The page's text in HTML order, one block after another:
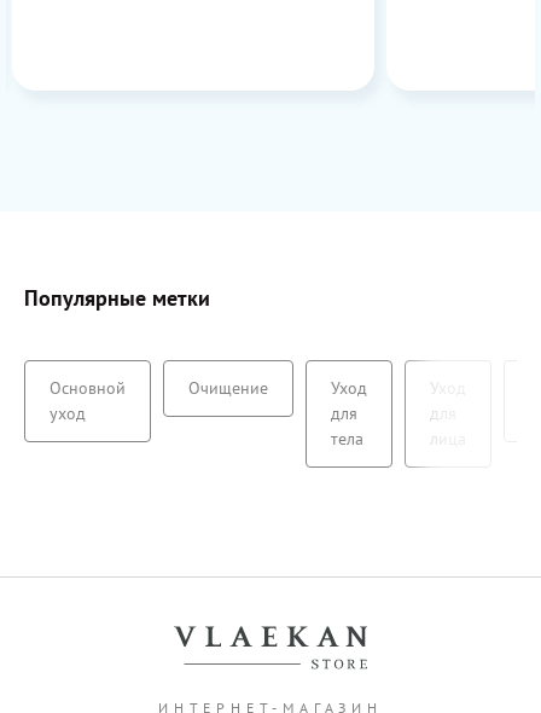
Популярные метки
Основной
уход
Очищение
Уход
для
тела
Уход
для
лица
ИНТЕРНЕТ-МАГАЗИН